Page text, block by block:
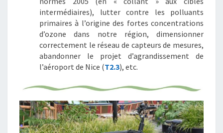
intermédiaires), lutter contre les polluants
primaires à l’origine des fortes concentrations
d’ozone dans notre région, dimensionner
correctement le réseau de capteurs de mesures,
abandonner le projet d’agrandissement de
l’aéroport de Nice (T2.3), etc.